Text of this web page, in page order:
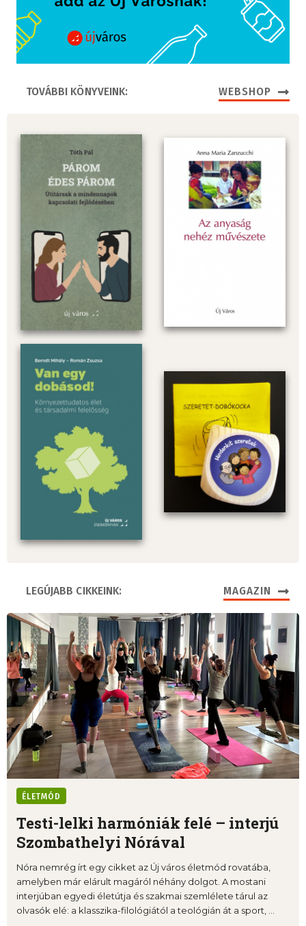
TOVÁBBI KÖNYVEINK: WEBSHOP
LEGÚJABB CIKKEINK: MAGAZIN
ÉLETMÓD
Testi-lelki harmóniák felé – interjú
Szombathelyi Nórával
Nóra nemrég írt egy cikket az Új város életmód rovatába,
amelyben már elárult magáról néhány dolgot. A mostani
interjúban egyedi életútja és szakmai szemlélete tárul az
olvasók elé: a klasszika-filológiától a teológián át a sport, ...